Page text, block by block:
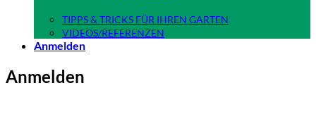
TIPPS & TRICKS FÜR IHREN GARTEN
VIDEOS/REFERENZEN
Anmelden
Anmelden